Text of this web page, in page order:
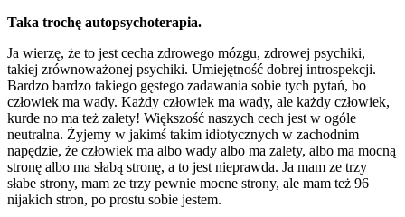
Taka trochę autopsychoterapia.
Ja wierzę, że to jest cecha zdrowego mózgu, zdrowej psychiki,
takiej zrównoważonej psychiki. Umiejętność dobrej introspekcji.
Bardzo bardzo takiego gęstego zadawania sobie tych pytań, bo
człowiek ma wady. Każdy człowiek ma wady, ale każdy człowiek,
kurde no ma też zalety! Większość naszych cech jest w ogóle
neutralna. Żyjemy w jakimś takim idiotycznych w zachodnim
napędzie, że człowiek ma albo wady albo ma zalety, albo ma mocną
stronę albo ma słabą stronę, a to jest nieprawda. Ja mam ze trzy
słabe strony, mam ze trzy pewnie mocne strony, ale mam też 96
nijakich stron, po prostu sobie jestem.